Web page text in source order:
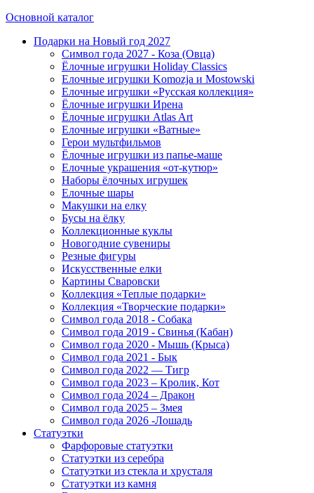
Основной каталог
Подарки на Новый год 2027
Символ года 2027 - Коза (Овца)
Ёлочные игрушки Holiday Classics
Елочные игрушки Komozja и Mostowski
Елочные игрушки «Русская коллекция»
Ёлочные игрушки Ирена
Ёлочные игрушки Atlas Art
Елочные игрушки «Ватные»
Герои мультфильмов
Ёлочные игрушки из папье-маше
Елочные украшения «от-кутюр»
Наборы ёлочных игрушек
Елочные шары
Макушки на елку
Бусы на ёлку
Коллекционные куклы
Новогодние сувениры
Резные фигуры
Искусственные елки
Картины Сваровски
Коллекция «Теплые подарки»
Коллекция «Творческие подарки»
Символ года 2018 - Собака
Символ года 2019 - Свинья (Кабан)
Символ года 2020 - Мышь (Крыса)
Символ года 2021 - Бык
Символ года 2022 — Тигр
Символ года 2023 – Кролик, Кот
Символ года 2024 – Дракон
Символ года 2025 – Змея
Символ года 2026 -Лошадь
Статуэтки
Фарфоровые статуэтки
Статуэтки из серебра
Статуэтки из стекла и хрусталя
Статуэтки из камня